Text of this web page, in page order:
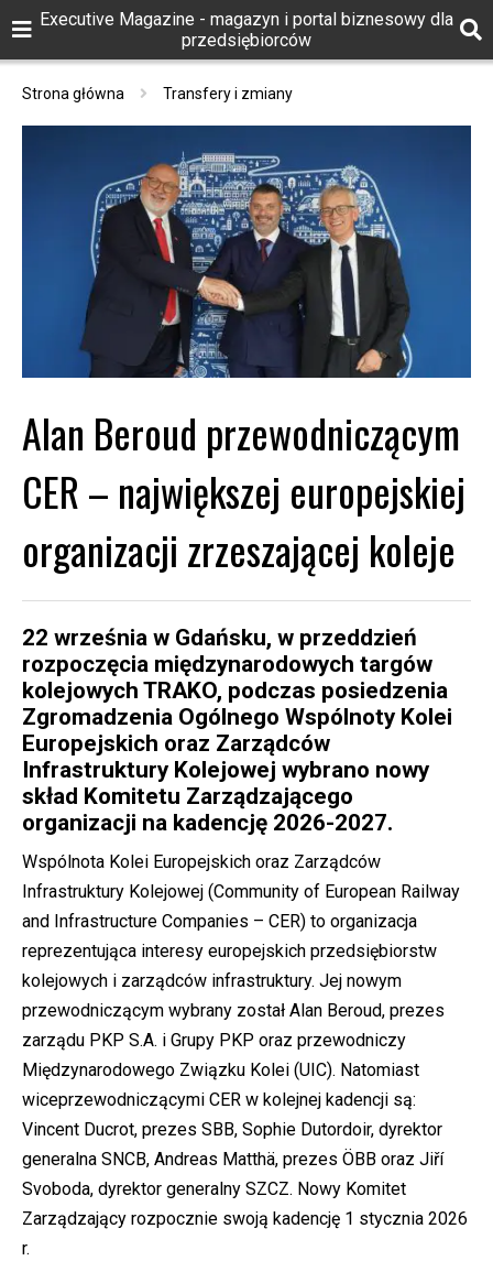
Executive Magazine - magazyn i portal biznesowy dla
przedsiębiorców
Strona główna Transfery i zmiany
Alan Beroud przewodniczącym
CER – największej europejskiej
organizacji zrzeszającej koleje
22 września w Gdańsku, w przeddzień
rozpoczęcia międzynarodowych targów
kolejowych TRAKO, podczas posiedzenia
Zgromadzenia Ogólnego Wspólnoty Kolei
Europejskich oraz Zarządców
Infrastruktury Kolejowej wybrano nowy
skład Komitetu Zarządzającego
organizacji na kadencję 2026-2027.
Wspólnota Kolei Europejskich oraz Zarządców
Infrastruktury Kolejowej (Community of European Railway
and Infrastructure Companies – CER) to organizacja
reprezentująca interesy europejskich przedsiębiorstw
kolejowych i zarządców infrastruktury. Jej nowym
przewodniczącym wybrany został Alan Beroud, prezes
zarządu PKP S.A. i Grupy PKP oraz przewodniczy
Międzynarodowego Związku Kolei (UIC). Natomiast
wiceprzewodniczącymi CER w kolejnej kadencji są:
Vincent Ducrot, prezes SBB, Sophie Dutordoir, dyrektor
generalna SNCB, Andreas Matthä, prezes ÖBB oraz Jiří
Svoboda, dyrektor generalny SZCZ. Nowy Komitet
Zarządzający rozpocznie swoją kadencję 1 stycznia 2026
r.